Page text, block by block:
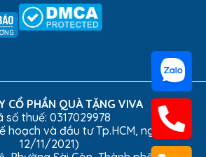
CỔ PHẦN QUÀ TẶNG VIVA
số thuế: 0317029978
hoạch và đầu tư Tp.HCM, ngày
12/11/2021)